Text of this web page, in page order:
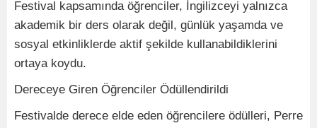
Festival kapsamında öğrenciler, İngilizceyi yalnızca
akademik bir ders olarak değil, günlük yaşamda ve
sosyal etkinliklerde aktif şekilde kullanabildiklerini
ortaya koydu.
Dereceye Giren Öğrenciler Ödüllendirildi
Festivalde derece elde eden öğrencilere ödülleri, Perre